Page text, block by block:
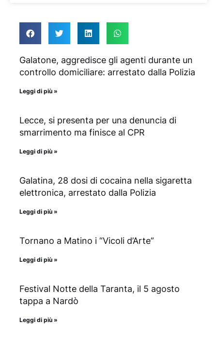
Galatone, aggredisce gli agenti durante un
controllo domiciliare: arrestato dalla Polizia
Leggi di più »
Lecce, si presenta per una denuncia di
smarrimento ma finisce al CPR
Leggi di più »
Galatina, 28 dosi di cocaina nella sigaretta
elettronica, arrestato dalla Polizia
Leggi di più »
Tornano a Matino i “Vicoli d’Arte”
Leggi di più »
Festival Notte della Taranta, il 5 agosto
tappa a Nardò
Leggi di più »